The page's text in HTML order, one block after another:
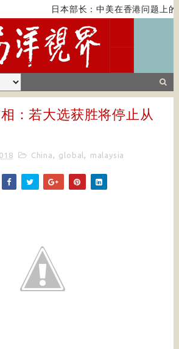
日本部长：中美在香港问题上的
：若大选获胜将停止从
China , global , malaysia